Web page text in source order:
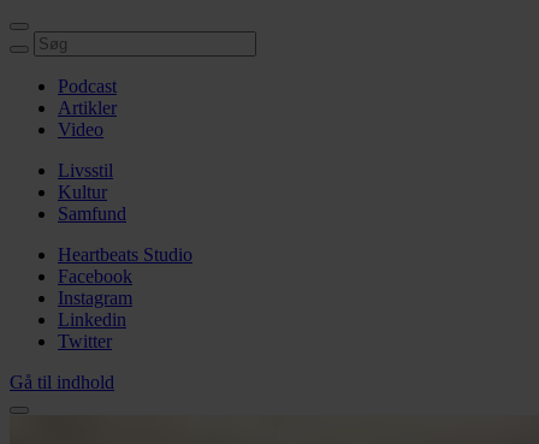
Podcast
Artikler
Video
Livsstil
Kultur
Samfund
Heartbeats Studio
Facebook
Instagram
Linkedin
Twitter
Gå til indhold